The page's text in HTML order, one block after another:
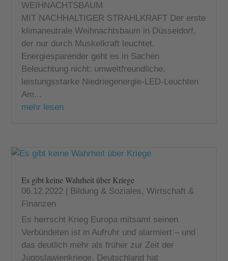
WEIHNACHTSBAUM
MIT NACHHALTIGER STRAHLKRAFT Der erste
klimaneutrale Weihnachtsbaum in Düsseldorf,
der nur durch Muskelkraft leuchtet.
Energiesparender geht es in Sachen
Beleuchtung nicht: umweltfreundliche,
leistungsstarke Niedriegenergie-LED-Leuchten
Am...
mehr lesen
Es gibt keine Wahrheit über Kriege
06.12.2022 Bildung & Soziales,Wirtschaft &
Finanzen
Es herrscht Krieg Europa mitsamt seinen
Verbündeten ist in Aufruhr und alarmiert – und
das deutlich mehr als früher zur Zeit der
Jugoslawienkriege. Deutschland hat